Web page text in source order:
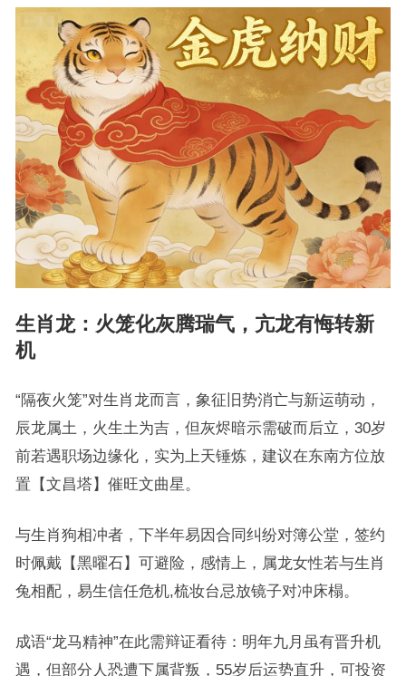
生肖龙：火笼化灰腾瑞气，亢龙有悔转新
机
“隔夜火笼”对生肖龙而言，象征旧势消亡与新运萌动，
辰龙属土，火生土为吉，但灰烬暗示需破而后立，30岁
前若遇职场边缘化，实为上天锤炼，建议在东南方位放
置【文昌塔】催旺文曲星。
与生肖狗相冲者，下半年易因合同纠纷对簿公堂，签约
时佩戴【黑曜石】可避险，感情上，属龙女性若与生肖
兔相配，易生信任危机,梳妆台忌放镜子对冲床榻。
成语“龙马精神”在此需辩证看待：明年九月虽有晋升机
遇，但部分人恐遭下属背叛，55岁后运势直升，可投资